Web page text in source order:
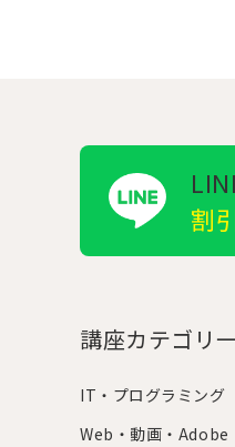
割
講座カテゴリ
IT・プログラミング
Web・動画・Adobe